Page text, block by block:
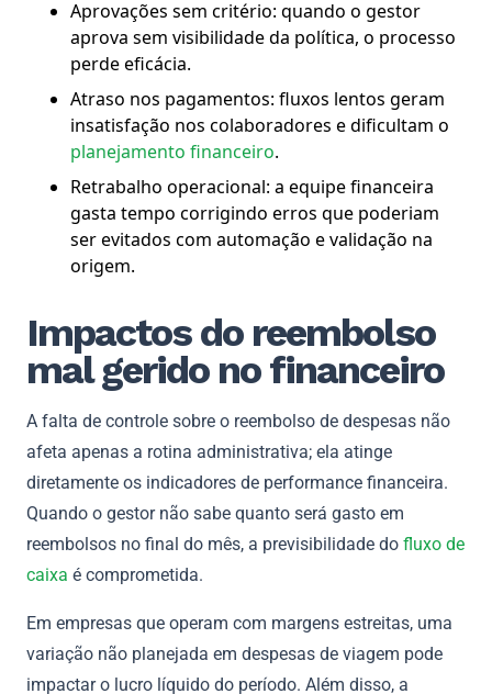
Aprovações sem critério: quando o gestor
aprova sem visibilidade da política, o processo
perde eficácia.
Atraso nos pagamentos: fluxos lentos geram
insatisfação nos colaboradores e dificultam o
planejamento financeiro.
Retrabalho operacional: a equipe financeira
gasta tempo corrigindo erros que poderiam
ser evitados com automação e validação na
origem.
Impactos do reembolso
mal gerido no financeiro
A falta de controle sobre o reembolso de despesas não
afeta apenas a rotina administrativa; ela atinge
diretamente os indicadores de performance financeira.
Quando o gestor não sabe quanto será gasto em
reembolsos no final do mês, a previsibilidade do fluxo de
caixa é comprometida.
Em empresas que operam com margens estreitas, uma
variação não planejada em despesas de viagem pode
impactar o lucro líquido do período. Além disso, a